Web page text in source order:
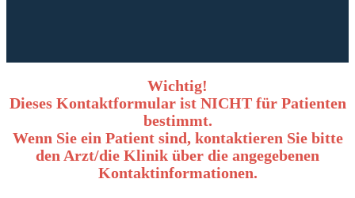
Wichtig!
Dieses Kontaktformular ist NICHT für Patienten
bestimmt.
Wenn Sie ein Patient sind, kontaktieren Sie bitte
den Arzt/die Klinik über die angegebenen
Kontaktinformationen.